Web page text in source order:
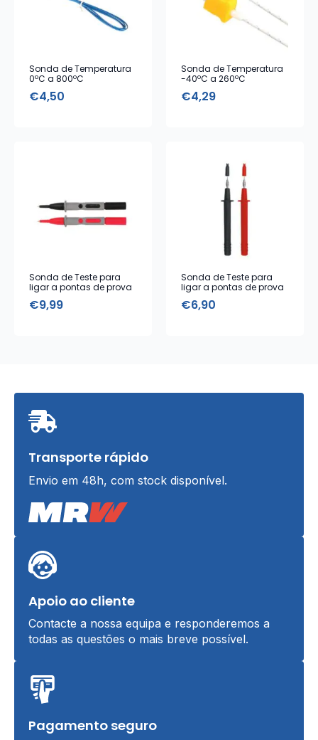
Sonda de Temperatura
0ºC a 800ºC
€4,50
Sonda de Temperatura
-40ºC a 260ºC
€4,29
Sonda de Teste para
ligar a pontas de prova
€9,99
Sonda de Teste para
ligar a pontas de prova
€6,90
Transporte rápido
Envio em 48h, com stock disponível.
Apoio ao cliente
Contacte a nossa equipa e responderemos a
todas as questões o mais breve possível.
Pagamento seguro